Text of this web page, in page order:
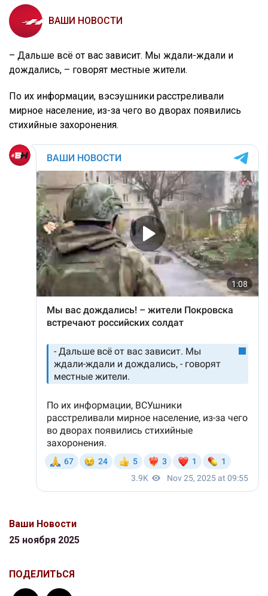
ВАШИ НОВОСТИ
– Дальше всё от вас зависит. Мы ждали-ждали и
дождались, – говорят местные жители.
По их информации, вэсэушники расстреливали
мирное население, из-за чего во дворах появились
стихийные захоронения.
Ваши Новости
25 ноября 2025
ПОДЕЛИТЬСЯ